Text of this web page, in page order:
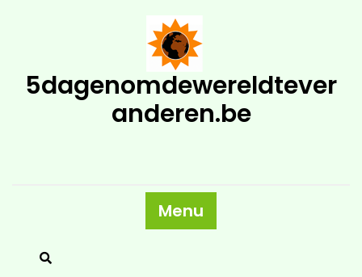
5dagenomdewereldtever
anderen.be
Menu